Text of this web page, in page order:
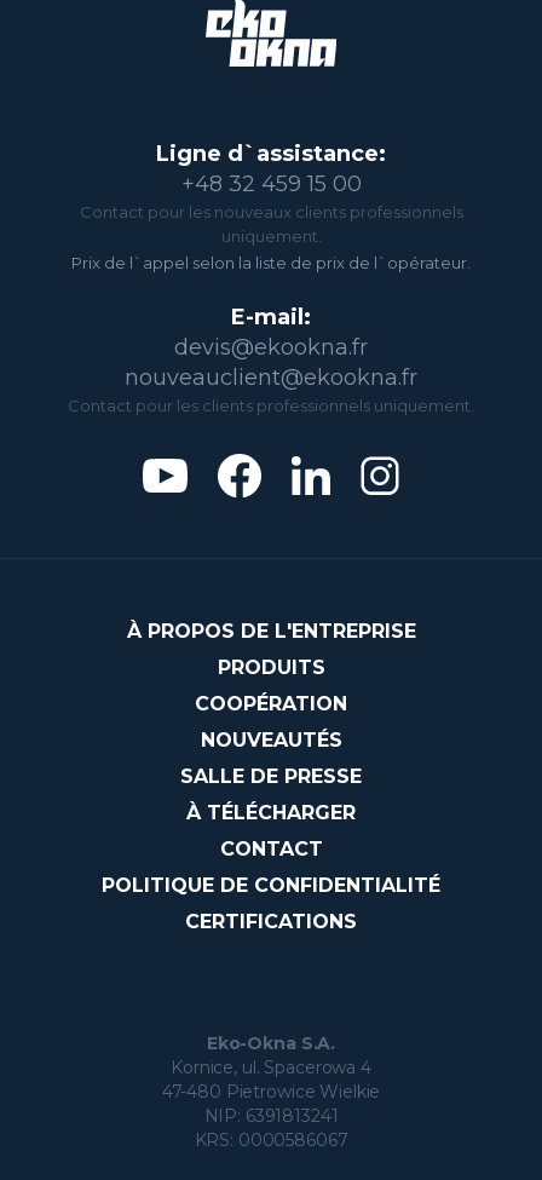
Ligne d`assistance:
+48 32 459 15 00
Contact pour les nouveaux clients professionnels
uniquement.
Prix de l`appel selon la liste de prix de l`opérateur.
E-mail:
devis@ekookna.fr
nouveauclient@ekookna.fr
Contact pour les clients professionnels uniquement.
À PROPOS DE L'ENTREPRISE
PRODUITS
COOPÉRATION
NOUVEAUTÉS
SALLE DE PRESSE
À TÉLÉCHARGER
CONTACT
POLITIQUE DE CONFIDENTIALITÉ
CERTIFICATIONS
Eko-Okna S.A.
Kornice, ul. Spacerowa 4
47-480 Pietrowice Wielkie
NIP: 6391813241
KRS: 0000586067